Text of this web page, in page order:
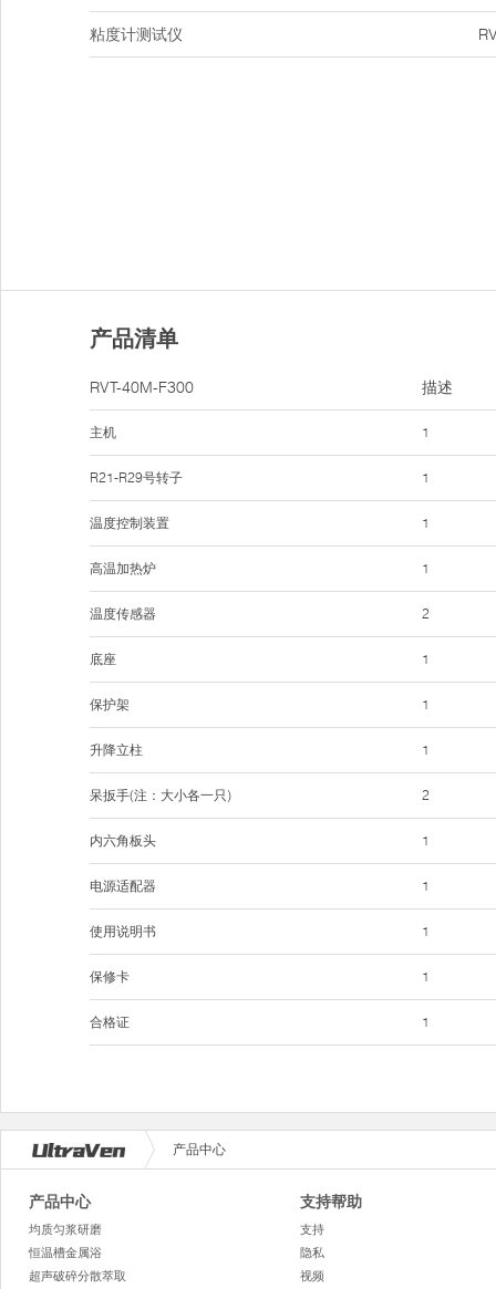
粘度计测试仪
产品清单
RVT-40M-F300
主机
R21-R29号转子
温度控制装置
高温加热炉
温度传感器
底座
保护架
升降立柱
呆扳手(注：大小各一只)
内六角板头
电源适配器
使用说明书
保修卡
合格证
描述
1
1
1
1
2
1
1
1
2
1
1
1
1
1
产品中心
产品中心
均质匀浆研磨
恒温槽金属浴
超声破碎分散萃取
支持帮助
支持
隐私
视频